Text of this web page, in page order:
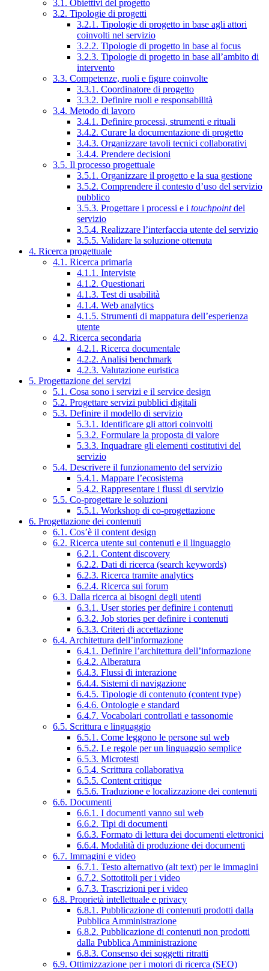
3.1. Obiettivi del progetto
3.2. Tipologie di progetti
3.2.1. Tipologie di progetto in base agli attori
coinvolti nel servizio
3.2.2. Tipologie di progetto in base al focus
3.2.3. Tipologie di progetto in base all’ambito di
intervento
3.3. Competenze, ruoli e figure coinvolte
3.3.1. Coordinatore di progetto
3.3.2. Definire ruoli e responsabilità
3.4. Metodo di lavoro
3.4.1. Definire processi, strumenti e rituali
3.4.2. Curare la documentazione di progetto
3.4.3. Organizzare tavoli tecnici collaborativi
3.4.4. Prendere decisioni
3.5. Il processo progettuale
3.5.1. Organizzare il progetto e la sua gestione
3.5.2. Comprendere il contesto d’uso del servizio
pubblico
3.5.3. Progettare i processi e i touchpointdel
servizio
3.5.4. Realizzare l’interfaccia utente del servizio
3.5.5. Validare la soluzione ottenuta
4. Ricerca progettuale
4.1. Ricerca primaria
4.1.1. Interviste
4.1.2. Questionari
4.1.3. Test di usabilità
4.1.4. Web analytics
4.1.5. Strumenti di mappatura dell’esperienza
utente
4.2. Ricerca secondaria
4.2.1. Ricerca documentale
4.2.2. Analisi benchmark
4.2.3. Valutazione euristica
5. Progettazione dei servizi
5.1. Cosa sono i servizi e il service design
5.2. Progettare servizi pubblici digitali
5.3. Definire il modello di servizio
5.3.1. Identificare gli attori coinvolti
5.3.2. Formulare la proposta di valore
5.3.3. Inquadrare gli elementi costitutivi del
servizio
5.4. Descrivere il funzionamento del servizio
5.4.1. Mappare l’ecosistema
5.4.2. Rappresentare i flussi di servizio
5.5. Co-progettare le soluzioni
5.5.1. Workshop di co-progettazione
6. Progettazione dei contenuti
6.1. Cos’è il content design
6.2. Ricerca utente sui contenuti e il linguaggio
6.2.1. Content discovery
6.2.2. Dati di ricerca (search keywords)
6.2.3. Ricerca tramite analytics
6.2.4. Ricerca sui forum
6.3. Dalla ricerca ai bisogni degli utenti
6.3.1. User stories per definire i contenuti
6.3.2. Job stories per definire i contenuti
6.3.3. Criteri di accettazione
6.4. Architettura dell’informazione
6.4.1. Definire l’architettura dell’informazione
6.4.2. Alberatura
6.4.3. Flussi di interazione
6.4.4. Sistemi di navigazione
6.4.5. Tipologie di contenuto (content type)
6.4.6. Ontologie e standard
6.4.7. Vocabolari controllati e tassonomie
6.5. Scrittura e linguaggio
6.5.1. Come leggono le persone sul web
6.5.2. Le regole per un linguaggio semplice
6.5.3. Microtesti
6.5.4. Scrittura collaborativa
6.5.5. Content critique
6.5.6. Traduzione e localizzazione dei contenuti
6.6. Documenti
6.6.1. I documenti vanno sul web
6.6.2. Tipi di documenti
6.6.3. Formato di lettura dei documenti elettronici
6.6.4. Modalità di produzione dei documenti
6.7. Immagini e video
6.7.1. Testo alternativo (alt text) per le immagini
6.7.2. Sottotitoli per i video
6.7.3. Trascrizioni per i video
6.8. Proprietà intellettuale e privacy
6.8.1. Pubblicazione di contenuti prodotti dalla
Pubblica Amministrazione
6.8.2. Pubblicazione di contenuti non prodotti
dalla Pubblica Amministrazione
6.8.3. Consenso dei soggetti ritratti
6.9. Ottimizzazione per i motori di ricerca (SEO)